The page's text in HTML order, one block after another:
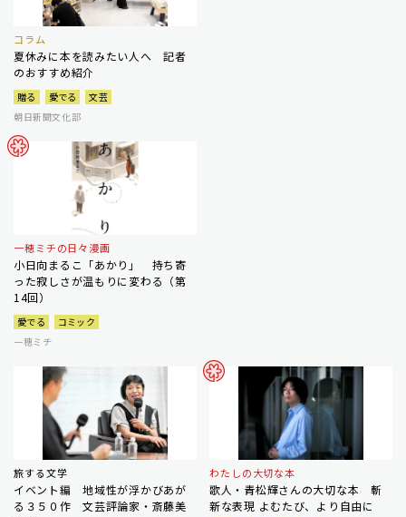
コラム
夏休みに本を読みたい人へ 記者
のおすすめ紹介
贈る 愛でる
文芸
朝日新聞文化部
一穂ミチの日々漫画
小日向まるこ「あかり」 持ち寄
った寂しさが温もりに変わる（第
14回）
愛でる
コミック
一穂ミチ
旅する文学
イベント編 地域性が浮かびあが
る３５０作 文芸評論家・斎藤美
わたしの大切な本
歌人・青松輝さんの大切な本 斬
新な表現 よむたび、より自由に